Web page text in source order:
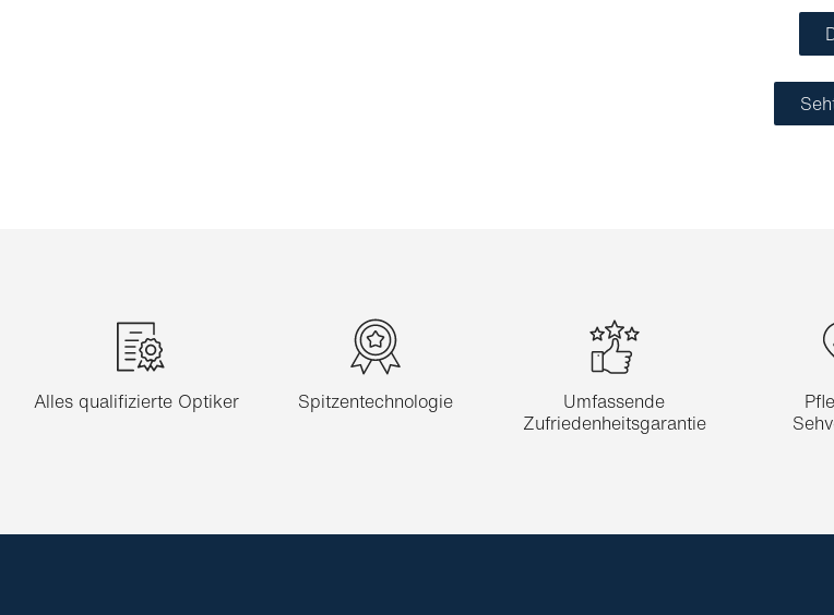
Alles qualifizierte Optiker Spitzentechnologie
Umfassende
Zufriedenheitsgarantie